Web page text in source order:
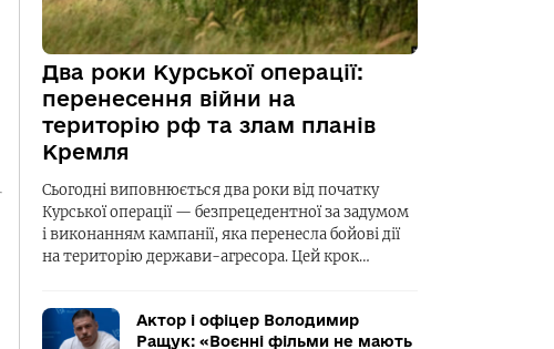
Два роки Курської операції:
перенесення війни на
територію рф та злам планів
Кремля
Сьогодні виповнюється два роки від початку
Курської операції — безпрецедентної за задумом
і виконанням кампанії, яка перенесла бойові дії
на територію держави-агресора. Цей крок…
Актор і офіцер Володимир
Ращук: «Воєнні фільми не мають